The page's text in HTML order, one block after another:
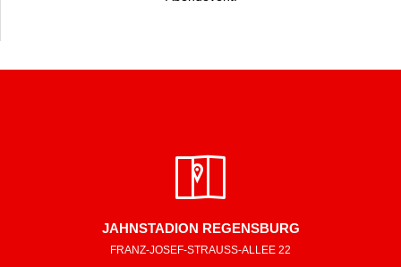
JAHNSTADION REGENSBURG
FRANZ-JOSEF-STRAUSS-ALLEE 22